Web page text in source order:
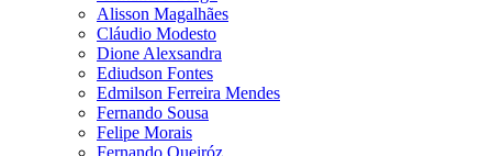
Alisson Magalhães
Cláudio Modesto
Dione Alexsandra
Ediudson Fontes
Edmilson Ferreira Mendes
Fernando Sousa
Felipe Morais
Fernando Queiróz